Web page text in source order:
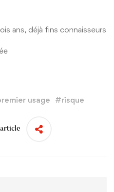
ans, déjà fins connaisseurs
usage #risque